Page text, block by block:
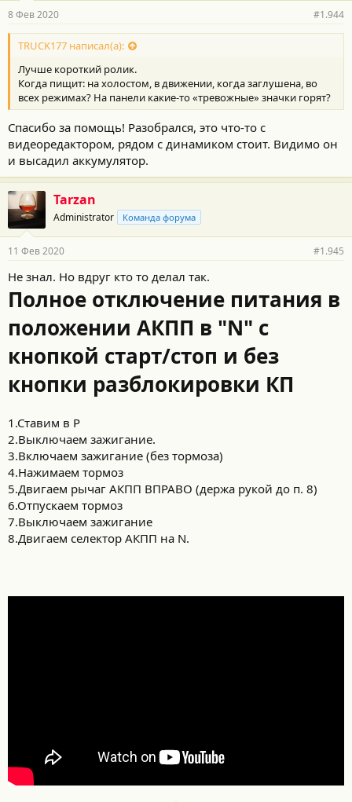
8 Фев 2020 #1.944
TRUCK177 написал(а):
Лучше короткий ролик.
Когда пищит: на холостом, в движении, когда заглушена, во
всех режимах? На панели какие-то «тревожные» значки горят?
Спасибо за помощь! Разобрался, это что-то с
видеоредактором, рядом с динамиком стоит. Видимо он
и высадил аккумулятор.
Tarzan
Administrator Команда форума
11 Фев 2020 #1.945
Не знал. Но вдруг кто то делал так.
Полное отключение питания в
положении АКПП в "N" с
кнопкой старт/стоп и без
кнопки разблокировки КП
1.Ставим в P
2.Выключаем зажигание.
3.Включаем зажигание (без тормоза)
4.Нажимаем тормоз
5.Двигаем рычаг АКПП ВПРАВО (держа рукой до п. 8)
6.Отпускаем тормоз
7.Выключаем зажигание
8.Двигаем селектор АКПП на N.